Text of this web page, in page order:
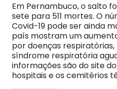
Em Pernambuco, o salto
sete para 511 mortes. O
Covid-19 pode ser ainda
país mostram um
por doenças
síndrome respiratória
informações são do site
hospitais e os cemitérios